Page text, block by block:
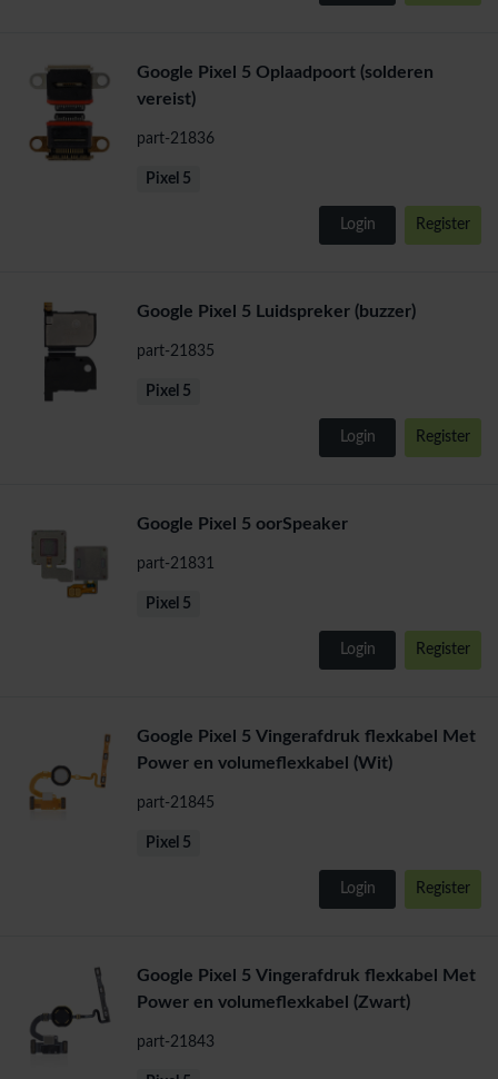
Google Pixel 5 Oplaadpoort (solderen
vereist)
part-21836
Pixel 5
Login Register
Google Pixel 5 Luidspreker (buzzer)
part-21835
Pixel 5
Login Register
Google Pixel 5 oorSpeaker
part-21831
Pixel 5
Login Register
Google Pixel 5 Vingerafdruk flexkabel Met
Power en volumeflexkabel (Wit)
part-21845
Pixel 5
Login Register
Google Pixel 5 Vingerafdruk flexkabel Met
Power en volumeflexkabel (Zwart)
part-21843